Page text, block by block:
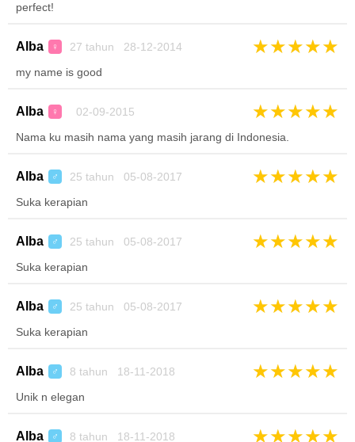
perfect!
Alba ♀ 27 tahun 28-12-2014 ★★★★★
my name is good
Alba ♀ 02-09-2015 ★★★★★
Nama ku masih nama yang masih jarang di Indonesia.
Alba ♂ 25 tahun 05-08-2017 ★★★★★
Suka kerapian
Alba ♂ 25 tahun 05-08-2017 ★★★★★
Suka kerapian
Alba ♂ 25 tahun 05-08-2017 ★★★★★
Suka kerapian
Alba ♂ 8 tahun 18-11-2018 ★★★★★
Unik n elegan
Alba ♂ 8 tahun 18-11-2018 ★★★★★